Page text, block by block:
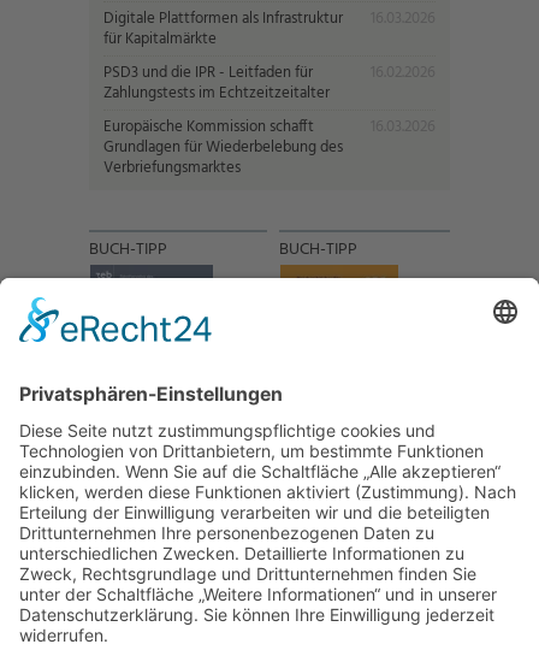
Digitale Plattformen als Infrastruktur
für Kapitalmärkte
PSD3 und die IPR - Leitfaden für
Zahlungstests im Echtzeitzeitalter
Europäische Kommission schafft
Grundlagen für Wiederbelebung des
Verbriefungsmarktes
BUCH-TIPP BUCH-TIPP